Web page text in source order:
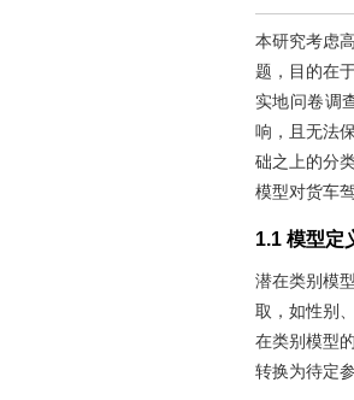
本研究考虑
题，目的在
实地问卷调
响，且无法
础之上的分
模型对货车
1.1 模型定
潜在类别模
取，如性别
在类别模型
转换为待定